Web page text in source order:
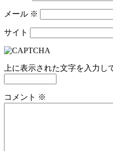
メール ※
サイト
上に表示された文字を入力し
コメント ※